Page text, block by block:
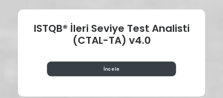
ISTQB® İleri Seviye Test Analisti
(CTAL-TA) v4.0
İncele